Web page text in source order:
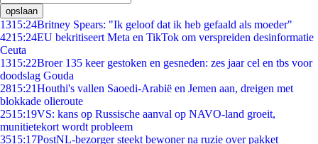
opslaan
1315:24Britney Spears: "Ik geloof dat ik heb gefaald als moeder"
4215:24EU bekritiseert Meta en TikTok om verspreiden desinformatie
Ceuta
1315:22Broer 135 keer gestoken en gesneden: zes jaar cel en tbs voor
doodslag Gouda
2815:21Houthi's vallen Saoedi-Arabië en Jemen aan, dreigen met
blokkade olieroute
2515:19VS: kans op Russische aanval op NAVO-land groeit,
munitietekort wordt probleem
3515:17PostNL-bezorger steekt bewoner na ruzie over pakket